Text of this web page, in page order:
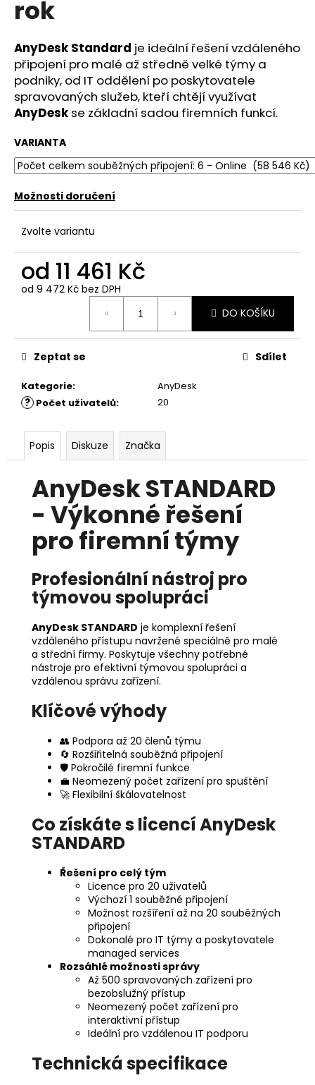
rok
AnyDesk Standard je ideální řešení vzdáleného
připojení pro malé až středně velké týmy a
podniky, od IT oddělení po poskytovatele
spravovaných služeb, kteří chtějí využívat
AnyDesk se základní sadou firemních funkcí.
VARIANTA
Možnosti doručení
Zvolte variantu
od 11 461 Kč
od 9 472 Kč bez DPH
DO KOŠÍKU
Kategorie: AnyDesk
? Počet uživatelů: 20
Zeptat se Sdílet
Popis Diskuze Značka
AnyDesk STANDARD
- Výkonné řešení
pro firemní týmy
Profesionální nástroj pro
týmovou spolupráci
AnyDesk STANDARD je komplexní řešení
vzdáleného přístupu navržené speciálně pro malé
a střední firmy. Poskytuje všechny potřebné
nástroje pro efektivní týmovou spolupráci a
vzdálenou správu zařízení.
Klíčové výhody
👥 Podpora až 20 členů týmu
🔄 Rozšiřitelná souběžná připojení
🛡️ Pokročilé firemní funkce
💼 Neomezený počet zařízení pro spuštění
🚀 Flexibilní škálovatelnost
Co získáte s licencí AnyDesk
STANDARD
Řešení pro celý tým
Licence pro 20 uživatelů
Výchozí 1 souběžné připojení
Možnost rozšíření až na 20 souběžných
připojení
Dokonalé pro IT týmy a poskytovatele
managed services
Rozsáhlé možnosti správy
Až 500 spravovaných zařízení pro
bezobslužný přístup
Neomezený počet zařízení pro
interaktivní přístup
Ideální pro vzdálenou IT podporu
Technická specifikace
a
í
t
?
HLEDAT
D
o
p
o
u
e
m
e
ANYDESK
STANDARD
1